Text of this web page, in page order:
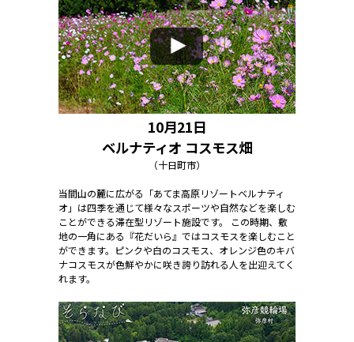
10月21日
ベルナティオ コスモス畑
（十日町市）
当間山の麓に広がる「あてま高原リゾートベルナティ
オ」は四季を通じて様々なスポーツや自然などを楽しむ
ことができる滞在型リゾート施設です。 この時期、敷
地の一角にある『花だいら』ではコスモスを楽しむこと
ができます。ピンクや白のコスモス、オレンジ色のキバ
ナコスモスが色鮮やかに咲き誇り訪れる人を出迎えてく
れます。